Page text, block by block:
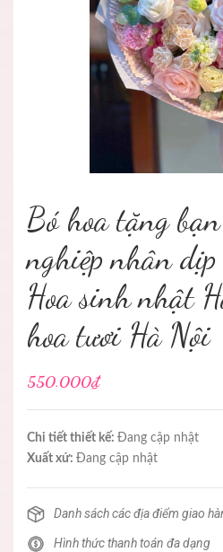
Bó hoa tặng
nghiệp nhân
Hoa sinh nhật
hoa tươi Hà Nội
550.000₫
Chi tiết thiết kế: Đang cập nhật
Xuất xứ: Đang cập nhật
Danh sách các địa điểm giao
Hình thức thanh toán đa dạng